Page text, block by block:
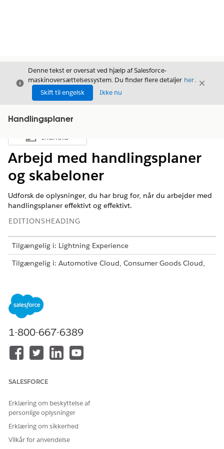
Luk
Denne tekst er oversat ved hjælp af Salesforce-
maskinoversættelsessystem. Du finder flere detaljer her.
Skift til engelsk
Ikke nu
Luk
Handlingsplaner
Vis indholdsfortegnelse
Indhold
Arbejd med handlingsplaner
og skabeloner
Udforsk de oplysninger, du har brug for, når du arbejder med
handlingsplaner effektivt og effektivt.
EDITIONSHEADING
Tilgængelig i: Lightning Experience
Tilgængelig i: Automotive Cloud, Consumer Goods Cloud,
offentlige sektor.
Opret handlingsplanskabeloner
Angiv skabeloner, som brugere kan oprette deres egne
opgaver og dokumentchecklisteelementer, der er
nødvendige for at fuldføre en forretningsproces.
Opret individuelle, specifikke handlingsplaner fra
Handlingsplaner giver dig mulighed for at registrere
gentagne opgaver og derefter automatisere
produktivitet. Ved at bruge handlingsplaner kan et team
automatisk tildele opgaveejere og deadlines for specifikke
1-800-667-6389
SALESFORCE
Erklæring om beskyttelse af
personlige oplysninger
Erklæring om sikkerhed
Vilkår for anvendelse